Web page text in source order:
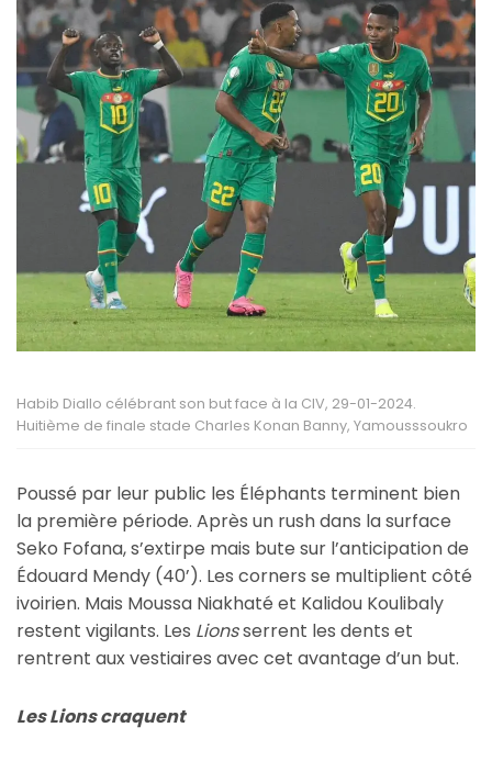
Habib Diallo célébrant son but face à la CIV, 29-01-2024.
Huitième de finale stade Charles Konan Banny, Yamousssoukro
Poussé par leur public les Éléphants terminent bien
la première période. Après un rush dans la surface
Seko Fofana, s’extirpe mais bute sur l’anticipation de
Édouard Mendy (40’). Les corners se multiplient côté
ivoirien. Mais Moussa Niakhaté et Kalidou Koulibaly
restent vigilants. Les Lionsserrent les dents et
rentrent aux vestiaires avec cet avantage d’un but.
Les Lions craquent